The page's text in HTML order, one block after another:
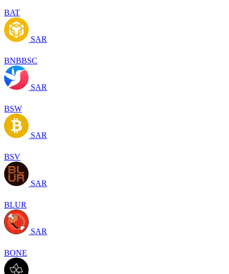
BAT
SAR
BNBBSC
SAR
BSW
SAR
BSV
SAR
BLUR
SAR
BONE